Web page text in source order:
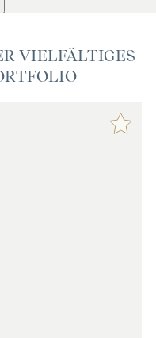
VIELFÄLTIGES